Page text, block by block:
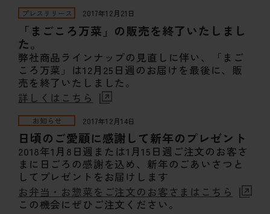
プレスリリース 2017年12月21日
「まごころ万菜」の販売を終了いたしまし
た。
弊社商品ラインナップの見直しに伴い、「まご
ころ万菜」は12月25日週のお届けを最後に、販
売を終了いたしました。
詳しくはこちら
お知らせ 2017年12月14日
日頃のご愛顧に感謝して新年のプレゼント
2018年1月8日週または1月15日週ご注文のお客さ
まに日ごろの感謝を込め、新年のごあいさつと
してプレゼントをお届けします
お弁当・お惣菜をご注文のお客さまはこちら
この機会にぜひご注文ください。